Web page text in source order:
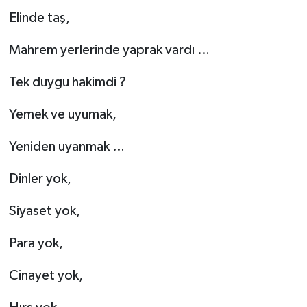
Elinde taş,
Mahrem yerlerinde yaprak vardı …
Tek duygu hakimdi ?
Yemek ve uyumak,
Yeniden uyanmak …
Dinler yok,
Siyaset yok,
Para yok,
Cinayet yok,